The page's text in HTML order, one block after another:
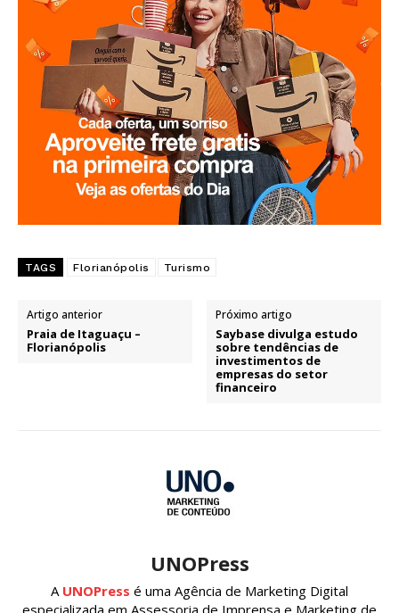
TAGS Florianópolis Turismo
Artigo anterior
Praia de Itaguaçu –
Florianópolis
Próximo artigo
Saybase divulga estudo
sobre tendências de
investimentos de
empresas do setor
financeiro
UNOPress
A UNOPress é uma Agência de Marketing Digital
especializada em Assessoria de Imprensa e Marketing de